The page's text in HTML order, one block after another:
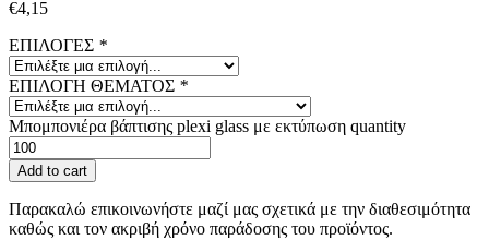
€4,15
ΕΠΙΛΟΓΕΣ *
ΕΠΙΛΟΓΗ ΘΕΜΑΤΟΣ *
Μπομπονιέρα βάπτισης plexi glass με εκτύπωση quantity
Add to cart
Παρακαλώ επικοινωνήστε μαζί μας σχετικά με την διαθεσιμότητα
καθώς και τον ακριβή χρόνο παράδοσης του προϊόντος.